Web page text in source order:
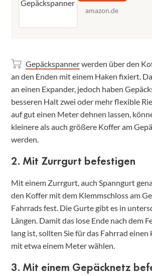
amazon.de
Gepäckspannerwerden über den
an den Enden mit einem Haken fixiert.
an einen Expander, jedoch haben
besseren Halt zwei oder mehr flexible
auf gut einen Meter dehnen lassen,
kleinere als auch größere Koffer am
werden.
2. Mit Zurrgurt befestigen
Mit einem Zurrgurt, auch Spanngurt
den Koffer mit dem Klemmschloss am
Fahrrads fest. Die Gurte gibt es in
Längen. Damit das lose Ende nach dem
lang ist, sollten Sie für das Fahrrad
mit etwa einem Meter wählen.
3. Mit einem Gepäcknetz